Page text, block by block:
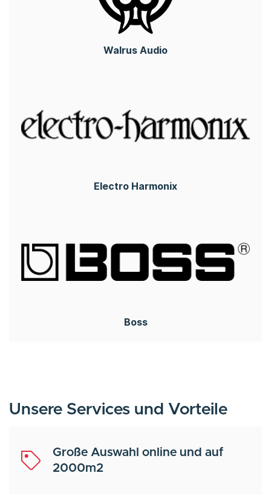
Walrus Audio
Electro Harmonix
Boss
Unsere Services und Vorteile
Große Auswahl online und auf
2000m2